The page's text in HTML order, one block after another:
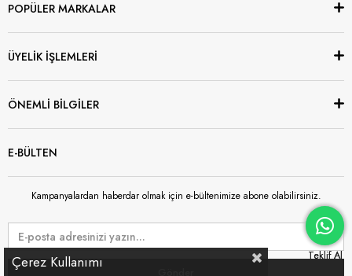
POPÜLER MARKALAR
ÜYELİK İŞLEMLERİ
ÖNEMLİ BİLGİLER
E-BÜLTEN
Kampanyalardan haberdar olmak için e-bültenimize abone olabilirsiniz.
Çerez Kullanımı